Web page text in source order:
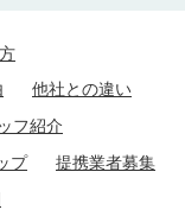
他社との違い
フ紹介
プ
提携業者募集